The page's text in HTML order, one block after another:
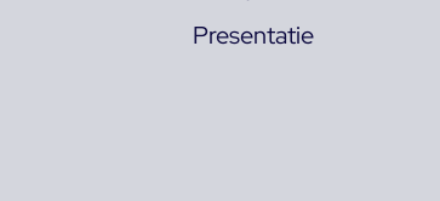
Presentatie